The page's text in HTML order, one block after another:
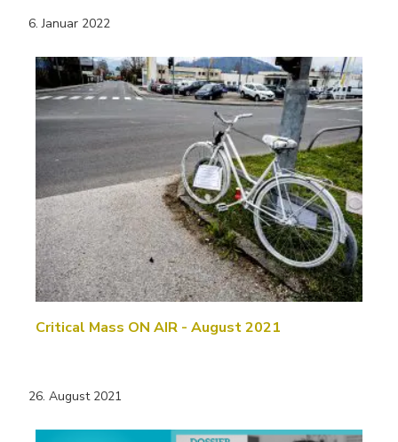
6. Januar 2022
Critical Mass ON AIR - August 2021
26. August 2021